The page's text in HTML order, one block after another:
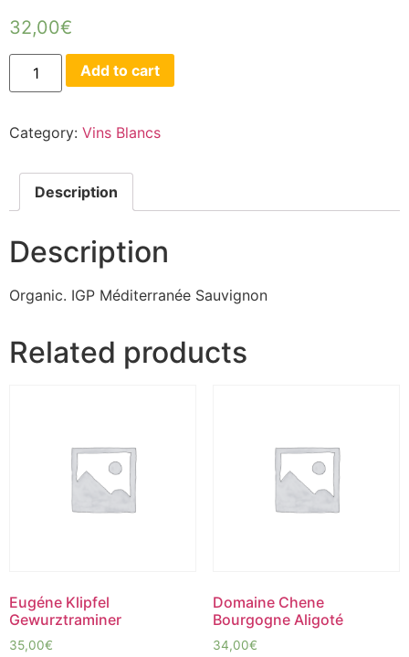
32,00€
Add to cart
Category: Vins Blancs
Description
Description
Organic. IGP Méditerranée Sauvignon
Related products
Eugéne Klipfel
Gewurztraminer
35,00€
Domaine Chene
Bourgogne Aligoté
34,00€